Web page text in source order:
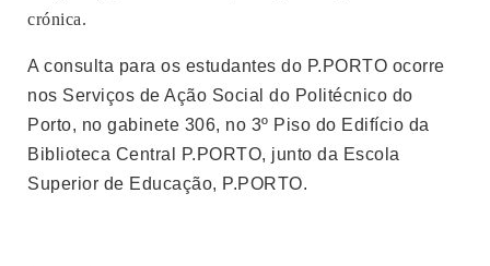
crónica.
A consulta para os estudantes do P.PORTO ocorre
nos Serviços de Ação Social do Politécnico do
Porto, no gabinete 306, no 3º Piso do Edifício da
Biblioteca Central P.PORTO, junto da Escola
Superior de Educação, P.PORTO.